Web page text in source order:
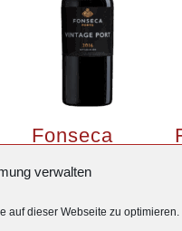
verwalten
auf dieser Webseite zu optimieren.
Fonseca
Porto –